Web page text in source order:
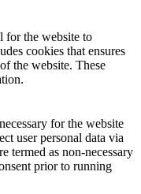
for the website to
cookies that ensures
the website. These
for the website
user personal data via
termed as non-necessary
prior to running